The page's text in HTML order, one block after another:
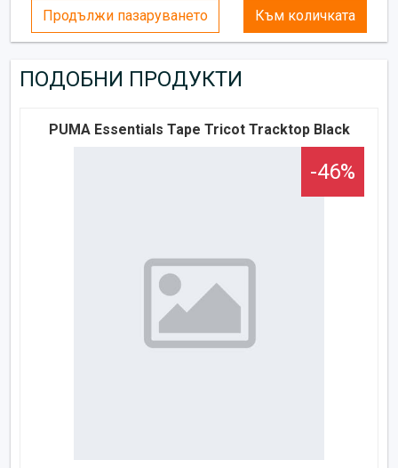
Продължи пазаруването Към количката
ПОДОБНИ ПРОДУКТИ
PUMA Essentials Tape Tricot Tracktop Black
-46%